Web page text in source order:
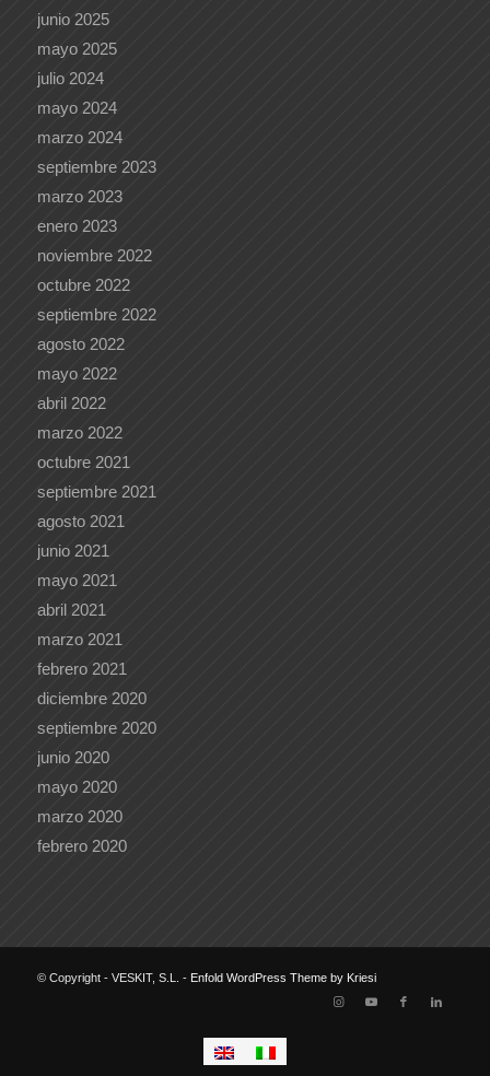
junio 2025
mayo 2025
julio 2024
mayo 2024
marzo 2024
septiembre 2023
marzo 2023
enero 2023
noviembre 2022
octubre 2022
septiembre 2022
agosto 2022
mayo 2022
abril 2022
marzo 2022
octubre 2021
septiembre 2021
agosto 2021
junio 2021
mayo 2021
abril 2021
marzo 2021
febrero 2021
diciembre 2020
septiembre 2020
junio 2020
mayo 2020
marzo 2020
febrero 2020
© Copyright - VESKIT, S.L. - Enfold WordPress Theme by Kriesi